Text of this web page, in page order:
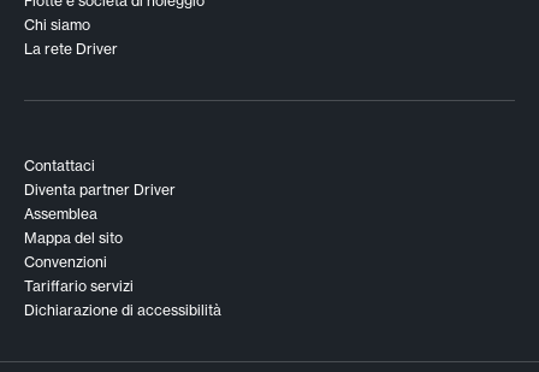
Chi siamo
La rete Driver
Contattaci
Diventa partner Driver
Assemblea
Mappa del sito
Convenzioni
Tariffario servizi
Dichiarazione di accessibilità